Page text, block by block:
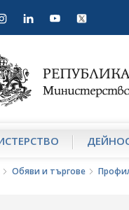
Обяви и търгове